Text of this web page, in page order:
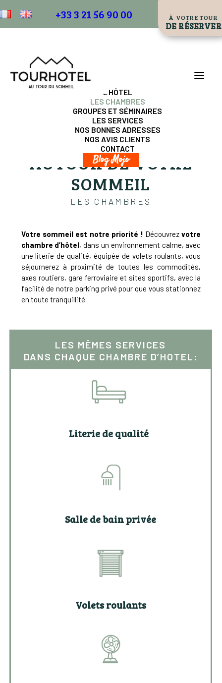
+33 3 21 56 90 00 À VOTRE TOUR
DE RÉSERVER
L’HÔTEL
LES CHAMBRES
GROUPES ET SÉMINAIRES
LES SERVICES
NOS BONNES ADRESSES
NOS AVIS CLIENTS
CONTACT
Blog Mojo
AUTOUR DE VOTRE
SOMMEIL
LES CHAMBRES
Votre sommeil est notre priorité ! Découvrezvotre
chambre d’hôtel, dans un environnement calme, avec
une literie de qualité, équipée de volets roulants, vous
séjournerez à proximité de toutes les commodités,
axes routiers, gare ferroviaire et sites sportifs, avec la
facilité de notre parking privé pour que vous stationnez
en toute tranquillité.
LES MÊMES SERVICES
DANS CHAQUE CHAMBRE D’HOTEL:
Literie de qualité
Salle de bain privée
Volets roulants